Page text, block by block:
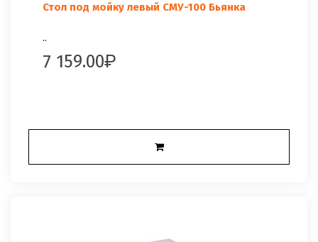
Стол под мойку левый СМУ-100 Бьянка
..
7 159.00